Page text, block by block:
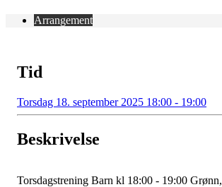
Arrangement
Tid
Torsdag 18. september 2025 18:00 - 19:00
Beskrivelse
Torsdagstrening Barn kl 18:00 - 19:00